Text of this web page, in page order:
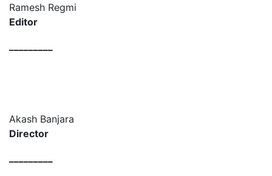
Ramesh Regmi
Editor
Akash Banjara
Director